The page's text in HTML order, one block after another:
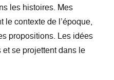
les histoires. Mes
le contexte de l’époque,
propositions. Les idées
se projettent dans le